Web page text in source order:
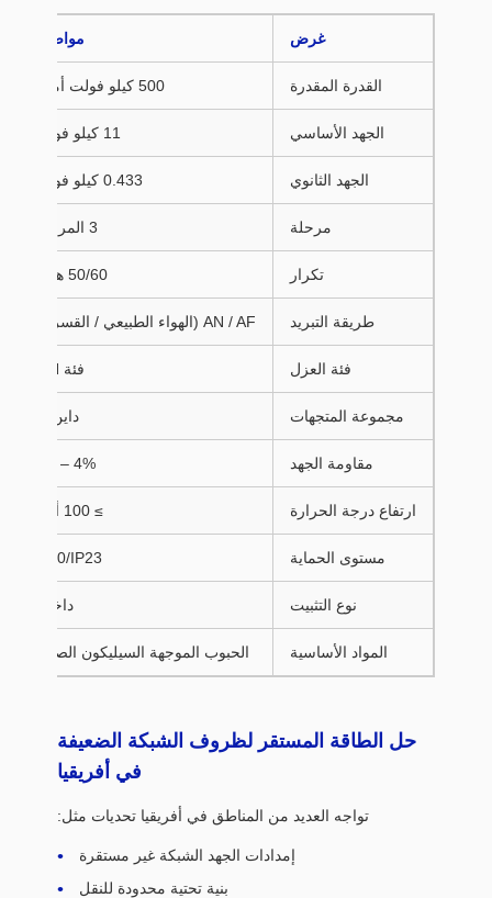
غرض مواصفة
القدرة المقدرة 500 كيلو فولت أمبير
الجهد الأساسي 11 كيلو فولت
الجهد الثانوي 0.433 كيلو فولت
مرحلة 3 المرحلة
تكرار 50/60 هرتز
طريقة التبريد AN / AF (الهواء الطبيعي / القسري)
فئة العزل فئة F/H
مجموعة المتجهات داين11
مقاومة الجهد 4% – 6%
ارتفاع درجة الحرارة ≥ 100 ألف
مستوى الحماية IP20/IP23
نوع التثبيت داخلي
المواد الأساسية الحبوب الموجهة السيليكون الصلب
حل الطاقة المستقر لظروف الشبكة الضعيفة
في أفريقيا
تواجه العديد من المناطق في أفريقيا تحديات مثل:
إمدادات الجهد الشبكة غير مستقرة
بنية تحتية محدودة للنقل